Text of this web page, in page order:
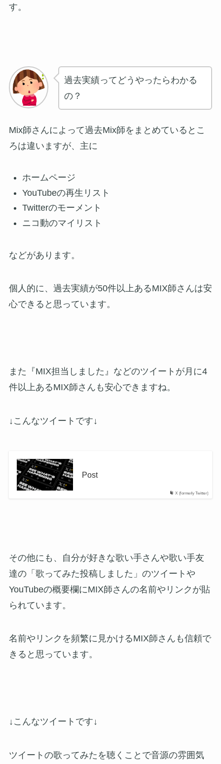
す。
過去実績ってどうやったらわかる
の？
Mix師さんによって過去Mix師をまとめているとこ
ろは違いますが、主に
ホームページ
YouTubeの再生リスト
Twitterのモーメント
ニコ動のマイリスト
などがあります。
個人的に、過去実績が50件以上あるMIX師さんは安
心できると思っています。
また『MIX担当しました』などのツイートが月に4
件以上あるMIX師さんも安心できますね。
↓こんなツイートです↓
X (formerly Twitter)
Post
その他にも、自分が好きな歌い手さんや歌い手友
達の「歌ってみた投稿しました」のツイートや
YouTubeの概要欄にMIX師さんの名前やリンクが貼
られています。
名前やリンクを頻繁に見かけるMIX師さんも信頼で
きると思っています。
↓こんなツイートです↓
ツイートの歌ってみたを聴くことで音源の雰囲気